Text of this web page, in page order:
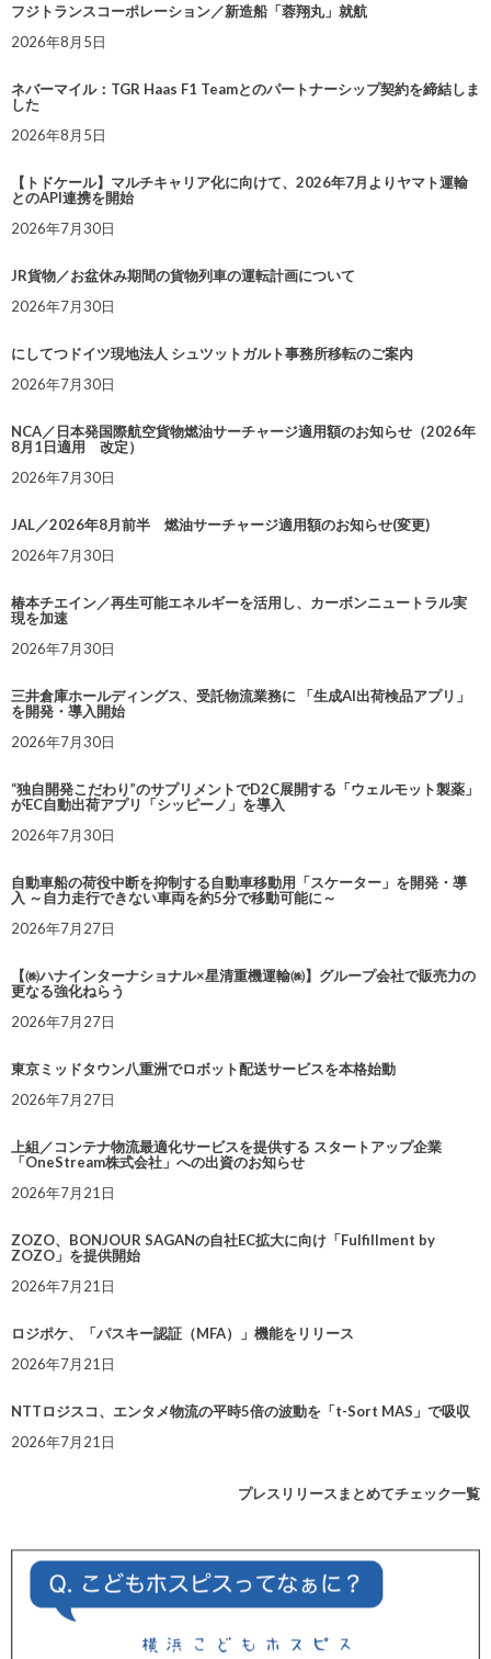
フジトランスコーポレーション／新造船「蓉翔丸」就航
2026年8月5日
ネバーマイル：TGR Haas F1 Teamとのパートナーシップ契約を締結しま
した
2026年8月5日
【トドケール】マルチキャリア化に向けて、2026年7月よりヤマト運輸
とのAPI連携を開始
2026年7月30日
JR貨物／お盆休み期間の貨物列車の運転計画について
2026年7月30日
にしてつドイツ現地法人 シュツットガルト事務所移転のご案内
2026年7月30日
NCA／日本発国際航空貨物燃油サーチャージ適用額のお知らせ（2026年
8月1日適用 改定）
2026年7月30日
JAL／2026年8月前半 燃油サーチャージ適用額のお知らせ(変更)
2026年7月30日
椿本チエイン／再生可能エネルギーを活用し、カーボンニュートラル実
現を加速
2026年7月30日
三井倉庫ホールディングス、受託物流業務に 「生成AI出荷検品アプリ」
を開発・導入開始
2026年7月30日
“独自開発こだわり”のサプリメントでD2C展開する「ウェルモット製薬」
がEC自動出荷アプリ「シッピーノ」を導入
2026年7月30日
自動車船の荷役中断を抑制する自動車移動用「スケーター」を開発・導
入 ～自力走行できない車両を約5分で移動可能に～
2026年7月27日
【㈱ハナインターナショナル×星清重機運輸㈱】グループ会社で販売力の
更なる強化ねらう
2026年7月27日
東京ミッドタウン八重洲でロボット配送サービスを本格始動
2026年7月27日
上組／コンテナ物流最適化サービスを提供する スタートアップ企業
「OneStream株式会社」への出資のお知らせ
2026年7月21日
ZOZO、BONJOUR SAGANの自社EC拡大に向け「Fulfillment by
ZOZO」を提供開始
2026年7月21日
ロジポケ、「パスキー認証（MFA）」機能をリリース
2026年7月21日
NTTロジスコ、エンタメ物流の平時5倍の波動を「t-Sort MAS」で吸収
2026年7月21日
プレスリリースまとめてチェック一覧